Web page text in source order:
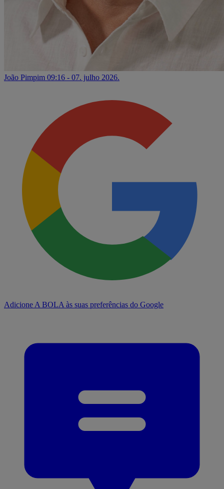
João Pimpim 09:16 - 07. julho 2026.
Adicione A BOLA às suas preferências do Google